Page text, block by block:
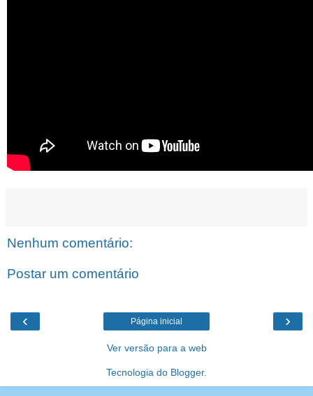
Nenhum comentário:
Postar um comentário
‹ ›
Página inicial
Ver versão para a web
Tecnologia do Blogger.